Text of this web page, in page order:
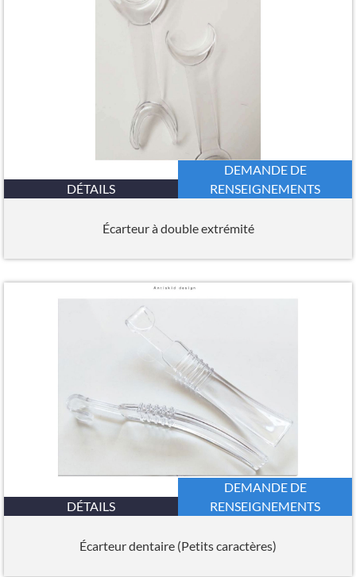
DÉTAILS
DEMANDE DE
RENSEIGNEMENTS
Écarteur à double extrémité
DÉTAILS
DEMANDE DE
RENSEIGNEMENTS
Écarteur dentaire (Petits caractères)